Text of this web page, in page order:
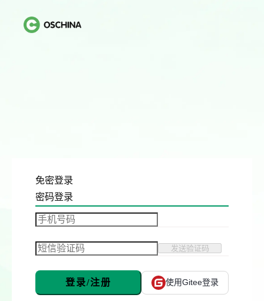
免密登录
密码登录
发送验证码
登录/注册 使用Gitee登录